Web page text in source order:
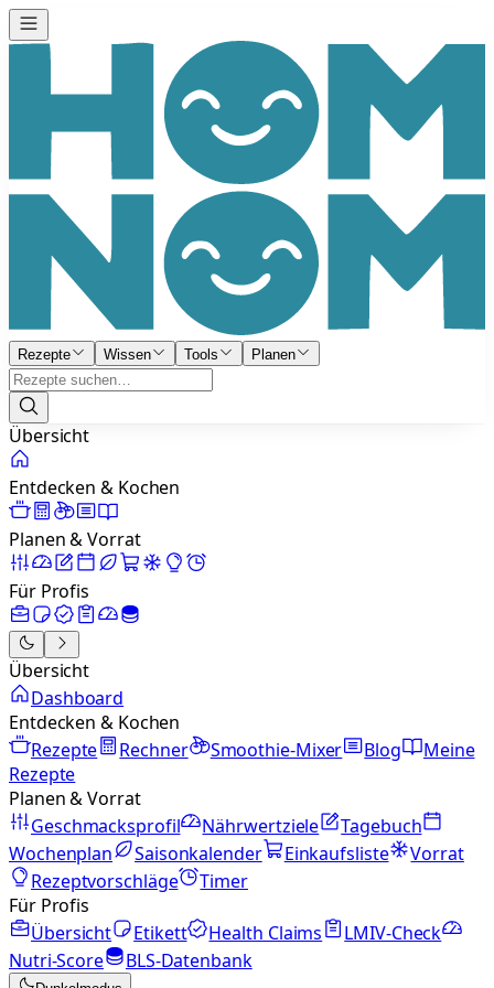
Rezepte Wissen Tools Planen
Übersicht
Entdecken & Kochen
Planen & Vorrat
Für Profis
Übersicht
Dashboard
Entdecken & Kochen
Rezepte
Rechner Smoothie-Mixer Blog
Meine
Rezepte
Planen & Vorrat
Geschmacksprofil
Nährwertziele
Tagebuch
Wochenplan
Saisonkalender Einkaufsliste
Vorrat
Rezeptvorschläge
Timer
Für Profis
Übersicht
Etikett Health Claims
LMIV-Check
Nutri-Score
BLS-Datenbank